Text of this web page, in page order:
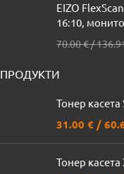
EIZO
16:10,
70.00€/
ПРОДУКТИ
Тонер
31.00 € /
Тонер